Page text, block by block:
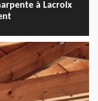
à Lacroix